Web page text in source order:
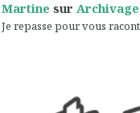
Martine sur Archivage
Je repasse pour vous